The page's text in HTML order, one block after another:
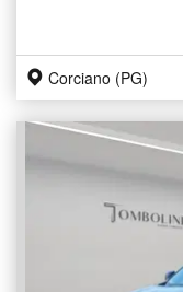
Corciano (PG)